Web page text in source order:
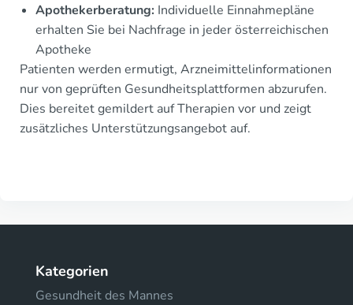
Apothekerberatung: Individuelle Einnahmepläne
erhalten Sie bei Nachfrage in jeder österreichischen
Apotheke
Patienten werden ermutigt, Arzneimittelinformationen
nur von geprüften Gesundheitsplattformen abzurufen.
Dies bereitet gemildert auf Therapien vor und zeigt
zusätzliches Unterstützungsangebot auf.
Kategorien
Gesundheit des Mannes